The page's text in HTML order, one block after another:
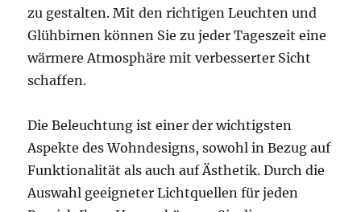
zu gestalten. Mit den richtigen Leuchten und
Glühbirnen können Sie zu jeder Tageszeit eine
wärmere Atmosphäre mit verbesserter Sicht
schaffen.
Die Beleuchtung ist einer der wichtigsten
Aspekte des Wohndesigns, sowohl in Bezug auf
Funktionalität als auch auf Ästhetik. Durch die
Auswahl geeigneter Lichtquellen für jeden